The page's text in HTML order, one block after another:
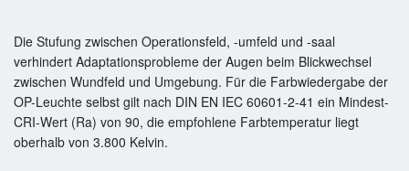
Die Stufung zwischen Operationsfeld, -umfeld und -saal
verhindert Adaptationsprobleme der Augen beim Blickwechsel
zwischen Wundfeld und Umgebung. Für die Farbwiedergabe der
OP-Leuchte selbst gilt nach DIN EN IEC 60601-2-41 ein Mindest-
CRI-Wert (Ra) von 90, die empfohlene Farbtemperatur liegt
oberhalb von 3.800 Kelvin.